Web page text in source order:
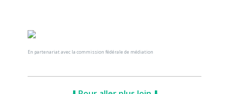
En partenariat avec la commission fédérale de médiation